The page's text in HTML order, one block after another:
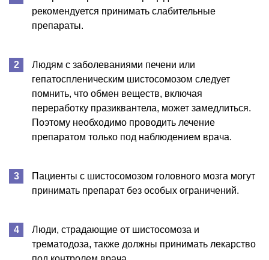
рекомендуется принимать слабительные
препараты.
Людям с заболеваниями печени или
гепатоспленическим шистосомозом следует
помнить, что обмен веществ, включая
переработку празиквантела, может замедлиться.
Поэтому необходимо проводить лечение
препаратом только под наблюдением врача.
Пациенты с шистосомозом головного мозга могут
принимать препарат без особых ограничений.
Люди, страдающие от шистосомоза и
трематодоза, также должны принимать лекарство